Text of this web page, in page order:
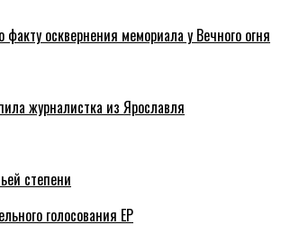
осквернения мемориала у Вечного огня
журналистка из Ярославля
степени
голосования ЕР